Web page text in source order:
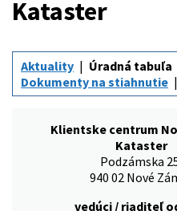
Kataster
Aktuality
Úradná tabuľa
Dokumenty na stiahnutie
Klientske centrum
Kataster
Podzámska
940 02 Nové
vedúci / riaditeľ